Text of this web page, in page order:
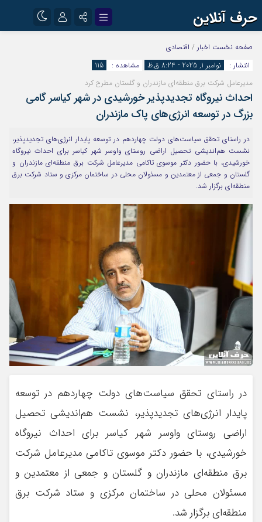
حرف آنلاین
اینستاگرام
آپارات
رمز عبور
مرا به خاطر بسپار
صفحه نخست اخبار / اقتصادی
انتشار :
نوامبر 1, 2025 - 8:24 ق.ظ مشاهده :
115
مدیرعامل شرکت برق منطقه‌ای مازندران و گلستان مطرح کرد
احداث نیروگاه تجدیدپذیر خورشیدی در شهر کیاسر گامی
بزرگ در توسعه انرژی‌های پاک مازندران
در راستای تحقق سیاست‌های دولت چهاردهم در توسعه پایدار انرژی‌های تجدیدپذیر،
نشست هم‌اندیشی تحصیل اراضی روستای واوسر شهر کیاسر برای احداث نیروگاه
خورشیدی، با حضور دکتر موسوی تاکامی مدیرعامل شرکت برق منطقه‌ای مازندران و
گلستان و جمعی از معتمدین و مسئولان محلی در ساختمان مرکزی و ستاد شرکت برق
منطقه‌ای برگزار شد.
در راستای تحقق سیاست‌های دولت چهاردهم در توسعه
پایدار انرژی‌های تجدیدپذیر، نشست هم‌اندیشی تحصیل
اراضی روستای واوسر شهر کیاسر برای احداث نیروگاه
خورشیدی، با حضور دکتر موسوی تاکامی مدیرعامل شرکت
برق منطقه‌ای مازندران و گلستان و جمعی از معتمدین و
مسئولان محلی در ساختمان مرکزی و ستاد شرکت برق
منطقه‌ای برگزار شد.